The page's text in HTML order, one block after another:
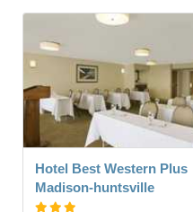
Hotel Best Western Plus
Madison-huntsville